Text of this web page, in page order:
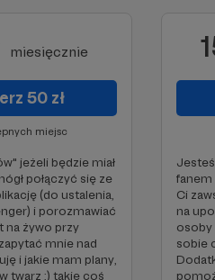
miesięcznie
50 zł
miejsc
jeżeli będzie miał
połączyć się ze
(do ustalenia,
i porozmawiać
na żywo przy
mnie nad
i jakie mam plany,
twarz ;) takie coś
fanem
Ci
na
osoby
sobie